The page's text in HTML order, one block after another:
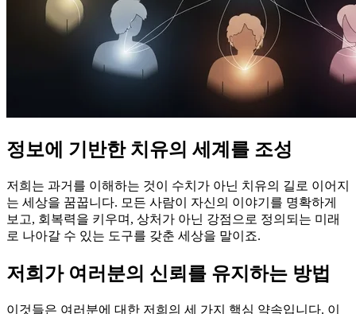
정보에 기반한 치유의 세계를 조성
저희는 과거를 이해하는 것이 수치가 아닌 치유의 길로 이어지
는 세상을 꿈꿉니다. 모든 사람이 자신의 이야기를 명확하게
보고, 회복력을 키우며, 상처가 아닌 강점으로 정의되는 미래
로 나아갈 수 있는 도구를 갖춘 세상을 말이죠.
저희가 여러분의 신뢰를 유지하는 방법
이것들은 여러분에 대한 저희의 세 가지 핵심 약속입니다. 이